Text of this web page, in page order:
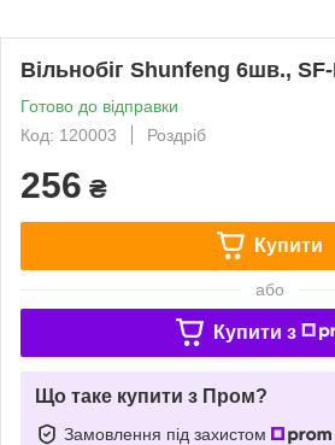
Вільнобіг Shunfeng 6шв.,
Готово до відправки
Код: 120003
Роздріб
256 ₴
Купити
або
Купити з
Що таке купити з Пром?
Замовлення під захистом